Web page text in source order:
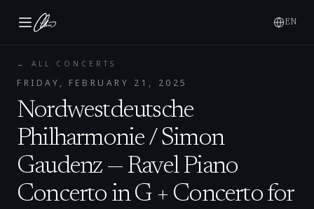
EN
← ALL CONCERTS
FRIDAY, FEBRUARY 21, 2025
Nordwestdeutsche
Philharmonie / Simon
Gaudenz — Ravel Piano
Concerto in G + Concerto for